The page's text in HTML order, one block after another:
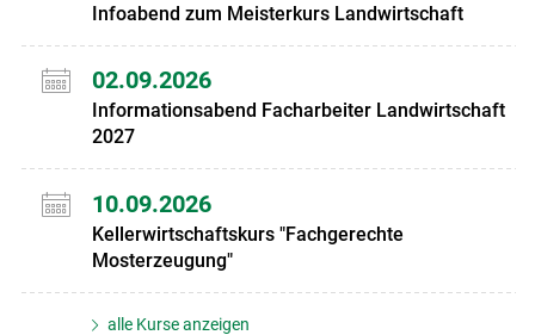
Infoabend zum Meisterkurs Landwirtschaft
02.09.2026
Informationsabend Facharbeiter Landwirtschaft
2027
10.09.2026
Kellerwirtschaftskurs "Fachgerechte
Mosterzeugung"
alle Kurse anzeigen